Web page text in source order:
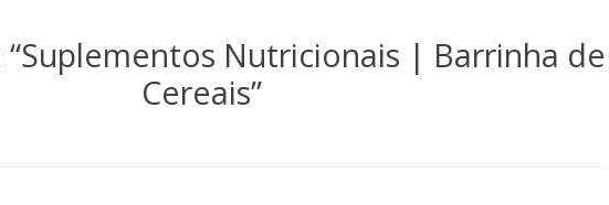
Suplementos Nutricionais | Barrinha de
Cereais”